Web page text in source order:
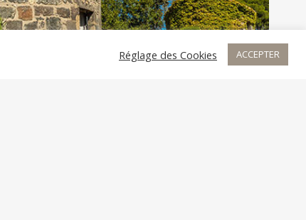
Réglage des Cookies ACCEPTER